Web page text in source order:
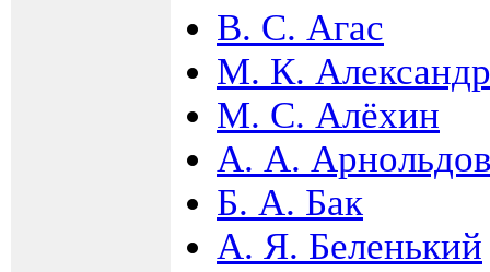
В. С. Агас
М. К.
М. С. Алёхин
А. А.
Б. А. Бак
А. Я. Беленький